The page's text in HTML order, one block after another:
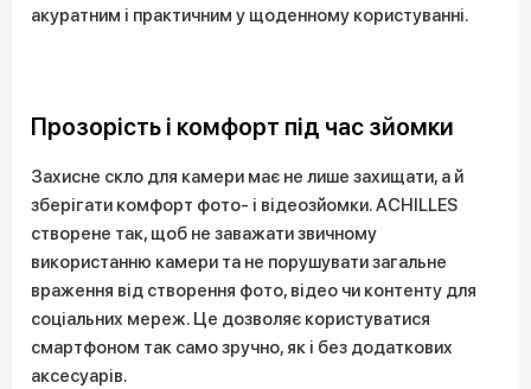
акуратним і практичним у щоденному користуванні.
Прозорість і комфорт під час зйомки
Захисне скло для камери має не лише захищати, а й
зберігати комфорт фото- і відеозйомки. ACHILLES
створене так, щоб не заважати звичному
використанню камери та не порушувати загальне
враження від створення фото, відео чи контенту для
соціальних мереж. Це дозволяє користуватися
смартфоном так само зручно, як і без додаткових
аксесуарів.